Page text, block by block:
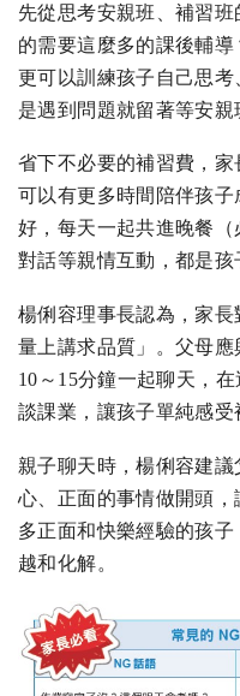
先從思考安親班、補習
的需要這麼多的課後輔
更可以訓練孩子自己思
是遇到問題就留著等安親
省下不必要的補習費，家
可以有更多時間陪伴孩
好，每天一起共進晚餐
對話等親情互動，都是孩
楊俐容理事長認為，家
量上講求品質」。父母
10～15分鐘一起聊天，
談課業，讓孩子單純感受
親子聊天時，楊俐容建
心、正面的事情做開頭
多正面和快樂經驗的孩
越和化解。